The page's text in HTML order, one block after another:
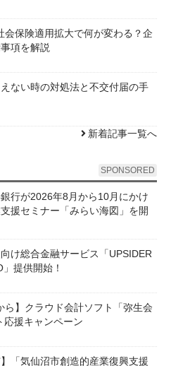
会保険適用拡大で何が変わる？企
項を解説
ない時の対処法と不交付届の手
新着記事一覧へ
SPONSORED
行が2026年8月から10月にかけ
援セミナー「みらい海図」を開
け総合金融サービス「UPSIDER
提供開始！
ら】クラウド会計ソフト「弥生会
応援キャンペーン
】「気仙沼市創造的産業復興支援